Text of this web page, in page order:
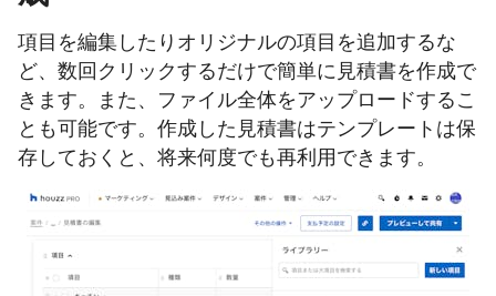
項目を編集したりオリジナルの項目を追加するな
ど、数回クリックするだけで簡単に見積書を作成で
きます。また、ファイル全体をアップロードするこ
とも可能です。作成した見積書はテンプレートは保
存しておくと、将来何度でも再利用できます。